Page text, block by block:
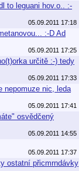
to leguani hov.o.. :-
05.09.2011 17:18
:-D Ad
05.09.2011 17:25
určitě :-) tedy
05.09.2011 17:33
nepomuze nic, leda
05.09.2011 17:41
osvědčený
05.09.2011 14:55
05.09.2011 17:37
ostatní přicmrndávky